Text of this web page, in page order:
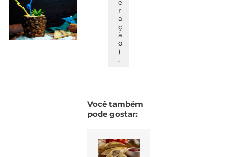
e
r
a
ç
ã
o
)
.
Você também
pode gostar: